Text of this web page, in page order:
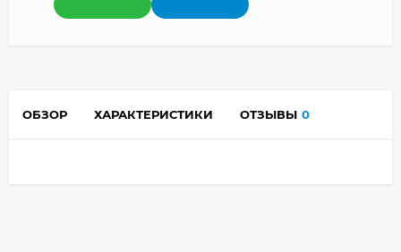
ОБЗОР ХАРАКТЕРИСТИКИ ОТЗЫВЫ 0